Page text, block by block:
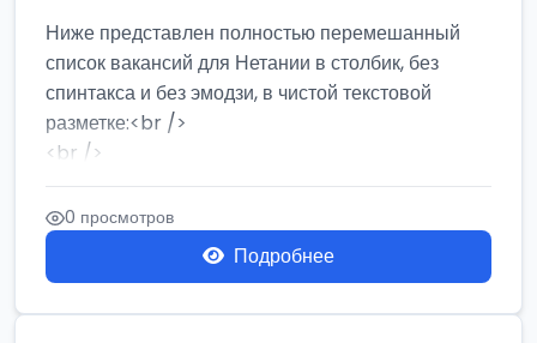
Ниже представлен полностью перемешанный
список вакансий для Нетании в столбик, без
спинтакса и без эмодзи, в чистой текстовой
разметке:<br />
<br />
Работа в Нетании на мебельном производстве:
требу...
0 просмотров
Подробнее